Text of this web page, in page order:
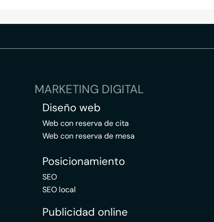
MARKETING DIGITAL
Diseño web
Web con reserva de cita
Web con reserva de mesa
Posicionamiento
SEO
SEO local
Publicidad online